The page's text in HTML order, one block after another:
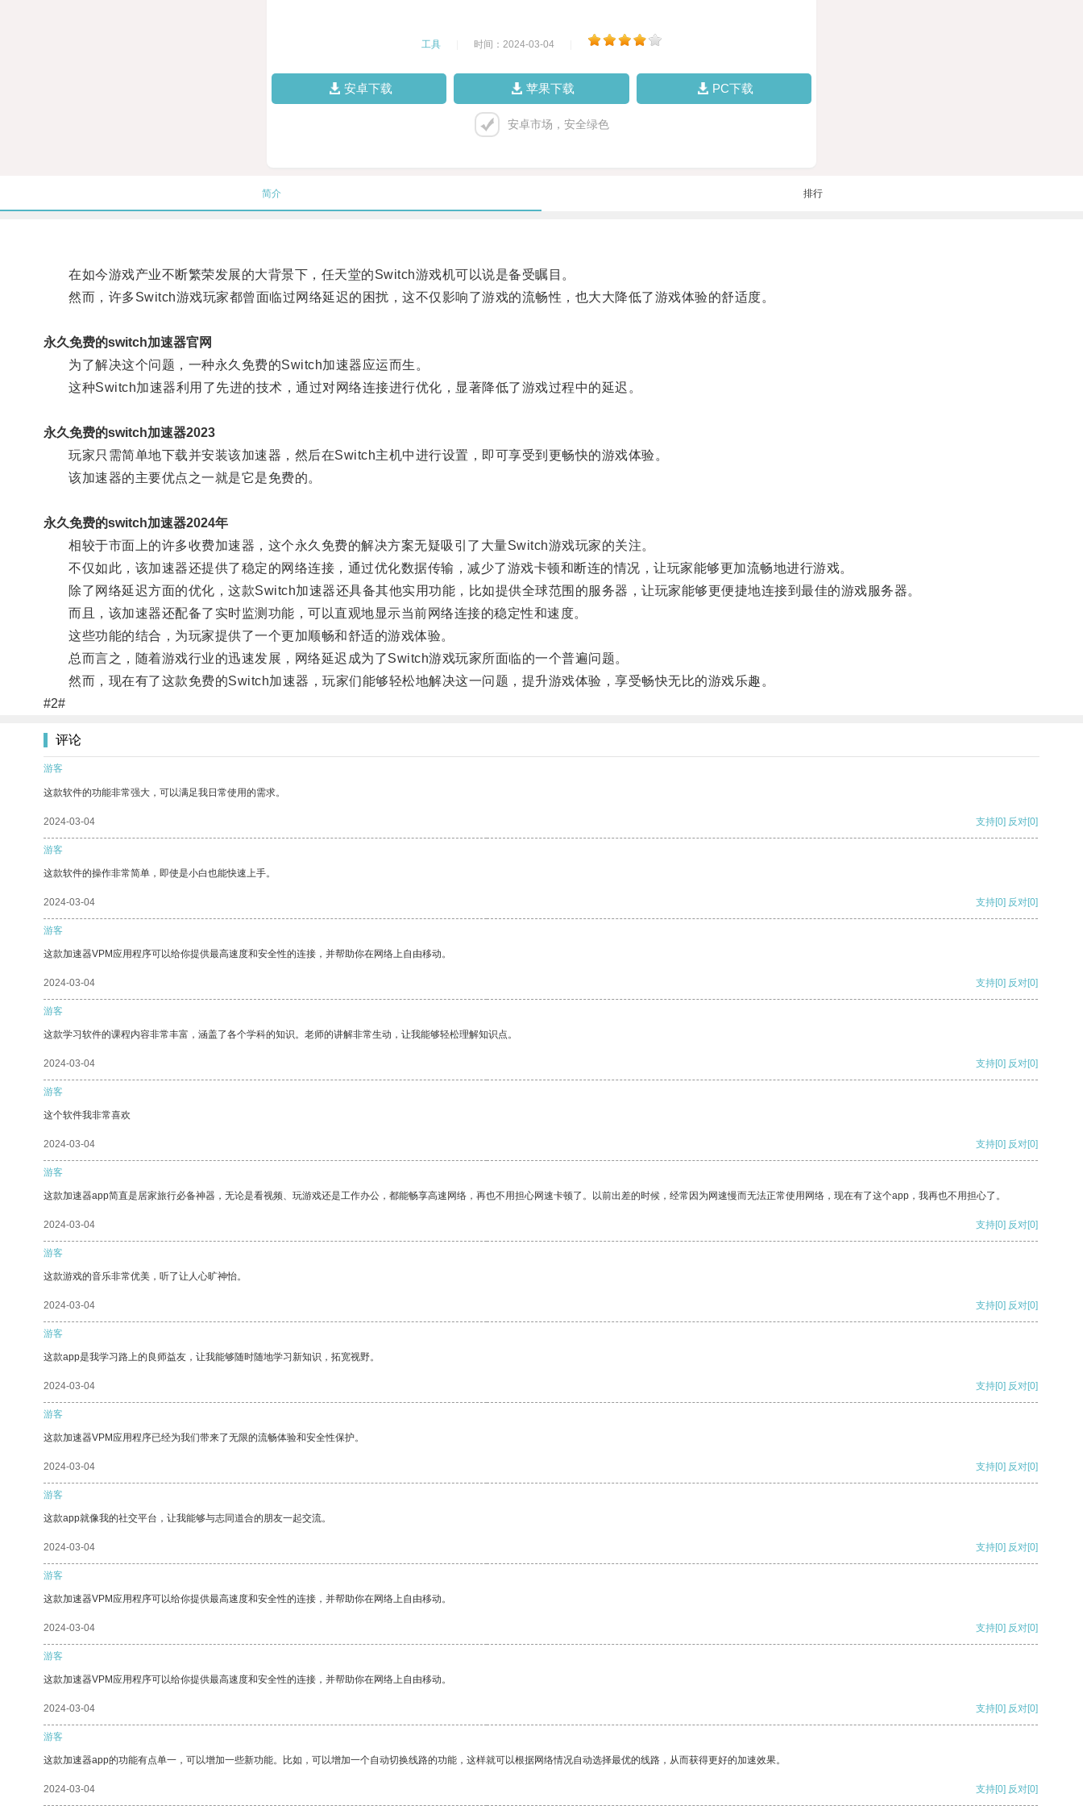
工具 时间：2024-03-04
安卓下载 苹果下载 PC下载
安卓市场，安全绿色
简介 排行
在如今游戏产业不断繁荣发展的大背景下，任天堂的Switch游戏机可以说是备受瞩目。
然而，许多Switch游戏玩家都曾面临过网络延迟的困扰，这不仅影响了游戏的流畅性，也大大降低了游戏体验的舒适度。
永久免费的switch加速器官网
为了解决这个问题，一种永久免费的Switch加速器应运而生。
这种Switch加速器利用了先进的技术，通过对网络连接进行优化，显著降低了游戏过程中的延迟。
永久免费的switch加速器2023
玩家只需简单地下载并安装该加速器，然后在Switch主机中进行设置，即可享受到更畅快的游戏体验。
该加速器的主要优点之一就是它是免费的。
永久免费的switch加速器2024年
相较于市面上的许多收费加速器，这个永久免费的解决方案无疑吸引了大量Switch游戏玩家的关注。
不仅如此，该加速器还提供了稳定的网络连接，通过优化数据传输，减少了游戏卡顿和断连的情况，让玩家能够更加流畅地进行游戏。
除了网络延迟方面的优化，这款Switch加速器还具备其他实用功能，比如提供全球范围的服务器，让玩家能够更便捷地连接到最佳的游戏服务器。
而且，该加速器还配备了实时监测功能，可以直观地显示当前网络连接的稳定性和速度。
这些功能的结合，为玩家提供了一个更加顺畅和舒适的游戏体验。
总而言之，随着游戏行业的迅速发展，网络延迟成为了Switch游戏玩家所面临的一个普遍问题。
然而，现在有了这款免费的Switch加速器，玩家们能够轻松地解决这一问题，提升游戏体验，享受畅快无比的游戏乐趣。
#2#
评论
游客
这款软件的功能非常强大，可以满足我日常使用的需求。
2024-03-04 支持[0] 反对[0]
游客
这款软件的操作非常简单，即使是小白也能快速上手。
2024-03-04 支持[0] 反对[0]
游客
这款加速器VPM应用程序可以给你提供最高速度和安全性的连接，并帮助你在网络上自由移动。
2024-03-04 支持[0] 反对[0]
游客
这款学习软件的课程内容非常丰富，涵盖了各个学科的知识。老师的讲解非常生动，让我能够轻松理解知识点。
2024-03-04 支持[0] 反对[0]
游客
这个软件我非常喜欢
2024-03-04 支持[0] 反对[0]
游客
这款加速器app简直是居家旅行必备神器，无论是看视频、玩游戏还是工作办公，都能畅享高速网络，再也不用担心网速卡顿了。以前出差的时候，经常因为网速慢而无法正常使用网络，现在有了这个app，我再也不用担心了。
2024-03-04 支持[0] 反对[0]
游客
这款游戏的音乐非常优美，听了让人心旷神怡。
2024-03-04 支持[0] 反对[0]
游客
这款app是我学习路上的良师益友，让我能够随时随地学习新知识，拓宽视野。
2024-03-04 支持[0] 反对[0]
游客
这款加速器VPM应用程序已经为我们带来了无限的流畅体验和安全性保护。
2024-03-04 支持[0] 反对[0]
游客
这款app就像我的社交平台，让我能够与志同道合的朋友一起交流。
2024-03-04 支持[0] 反对[0]
游客
这款加速器VPM应用程序可以给你提供最高速度和安全性的连接，并帮助你在网络上自由移动。
2024-03-04 支持[0] 反对[0]
游客
这款加速器VPM应用程序可以给你提供最高速度和安全性的连接，并帮助你在网络上自由移动。
2024-03-04 支持[0] 反对[0]
游客
这款加速器app的功能有点单一，可以增加一些新功能。比如，可以增加一个自动切换线路的功能，这样就可以根据网络情况自动选择最优的线路，从而获得更好的加速效果。
2024-03-04 支持[0] 反对[0]